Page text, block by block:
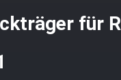
für